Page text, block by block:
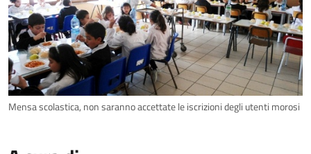
Mensa scolastica, non saranno accettate le iscrizioni degli utenti morosi